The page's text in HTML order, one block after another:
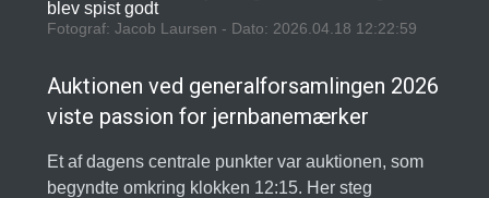
blev spist godt
Fotograf: Jacob Laursen - Dato: 2026.04.18 12:22:59
Auktionen ved generalforsamlingen 2026
viste passion for jernbanemærker
Et af dagens centrale punkter var auktionen, som
begyndte omkring klokken 12:15. Her steg